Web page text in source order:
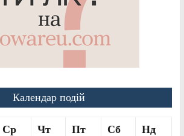
Календар подій
Ср Чт Пт Сб Нд